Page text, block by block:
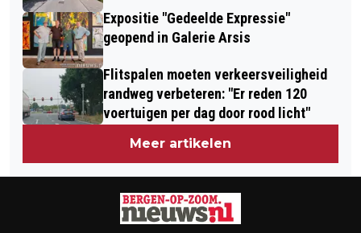
Expositie "Gedeelde Expressie"
geopend in Galerie Arsis
Flitspalen moeten verkeersveiligheid
randweg verbeteren: "Er reden 120
voertuigen per dag door rood licht"
Meer artikelen